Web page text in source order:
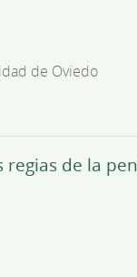
de Oviedo
regias de la